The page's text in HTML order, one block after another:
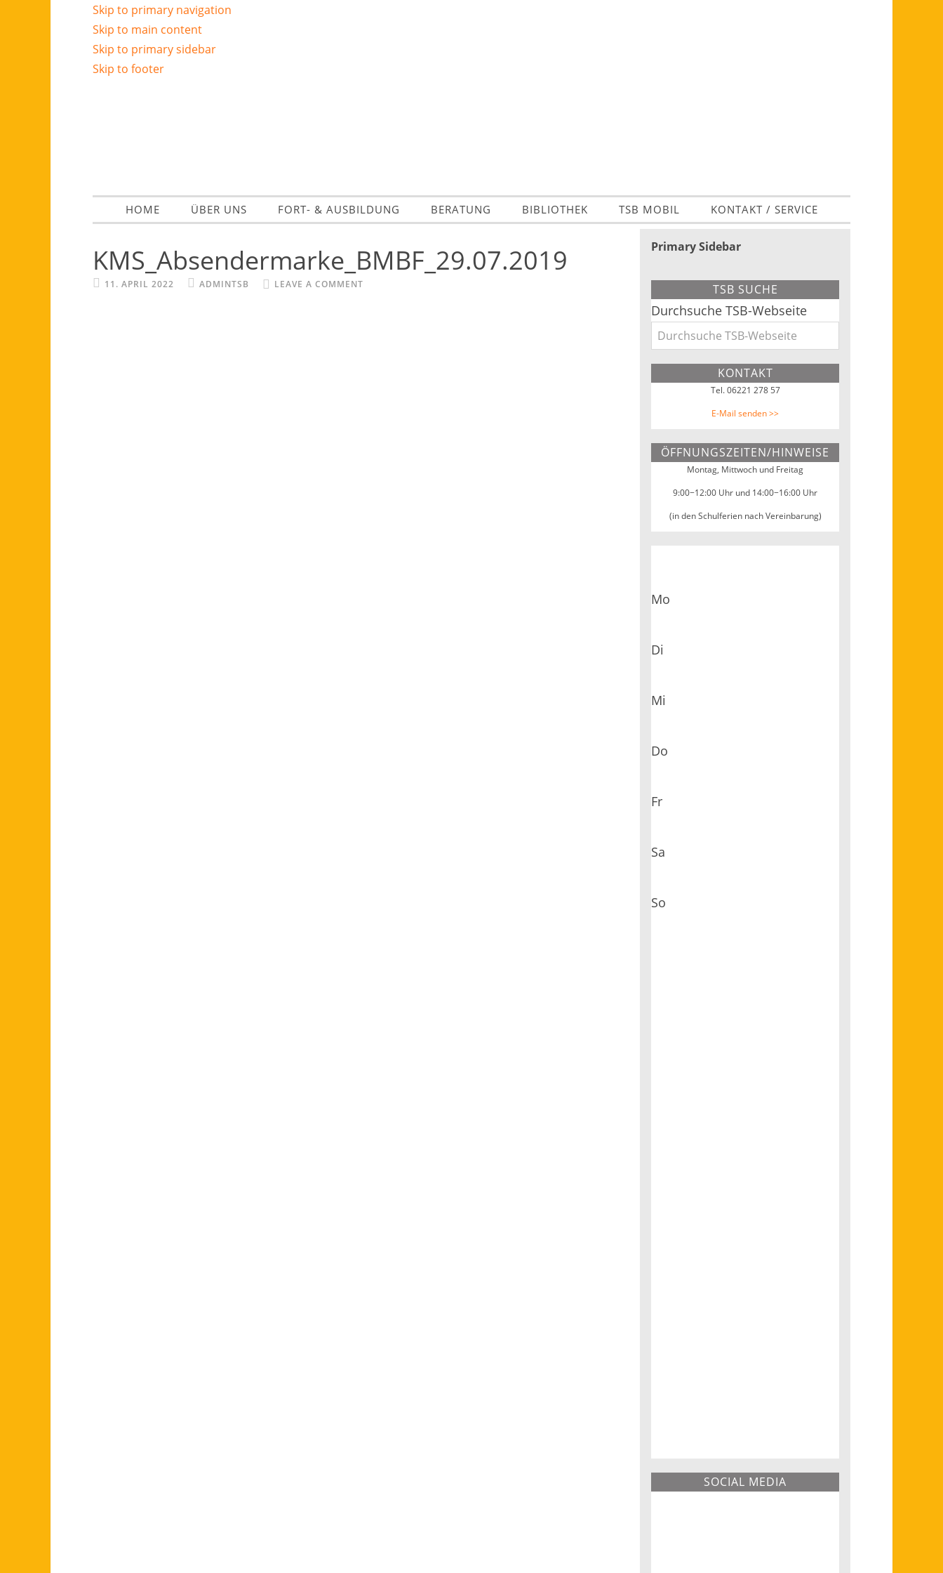
Skip to primary navigation
Skip to main content
Skip to primary sidebar
Skip to footer
HOME ÜBER UNS FORT- & AUSBILDUNG BERATUNG BIBLIOTHEK TSB MOBIL KONTAKT / SERVICE
KMS_Absendermarke_BMBF_29.07.2019
11. APRIL 2022 ADMINTSB LEAVE A COMMENT
Primary Sidebar
TSB SUCHE
Durchsuche TSB-Webseite
KONTAKT
Tel. 06221 278 57
E-Mail senden >>
ÖFFNUNGSZEITEN/HINWEISE
Montag, Mittwoch und Freitag
9:00−12:00 Uhr und 14:00−16:00 Uhr
(in den Schulferien nach Vereinbarung)
Mo
Di
Mi
Do
Fr
Sa
So
SOCIAL MEDIA